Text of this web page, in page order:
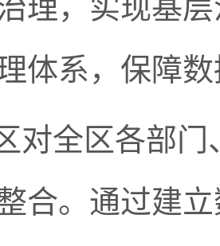
理，实现基
体系，保障
对全区各部
合。通过建